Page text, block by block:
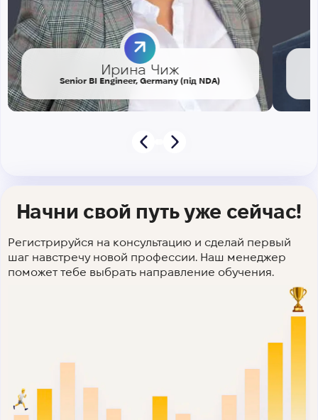
Ирина Чиж
Senior BI Engineer, Germany (під NDA)
Начни свой путь уже сейчас!
Регистрируйся на консультацию и сделай первый
шаг навстречу новой профессии. Наш менеджер
поможет тебе выбрать направление обучения.